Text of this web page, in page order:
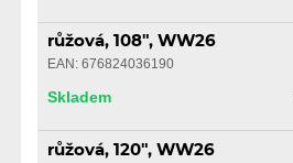
růžová, 108", WW26
EAN: 676824036190
Skladem
růžová, 120", WW26